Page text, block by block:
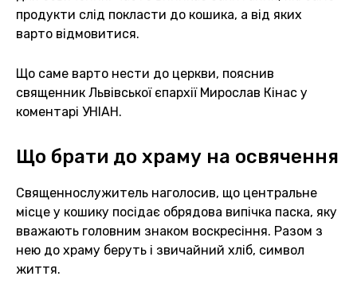
продукти слід покласти до кошика, а від яких
варто відмовитися.
Що саме варто нести до церкви, пояснив
священник Львівської єпархії Мирослав Кінас у
коментарі УНІАН.
Що брати до храму на освячення
Священнослужитель наголосив, що центральне
місце у кошику посідає обрядова випічка паска, яку
вважають головним знаком воскресіння. Разом з
нею до храму беруть і звичайний хліб, символ
життя.